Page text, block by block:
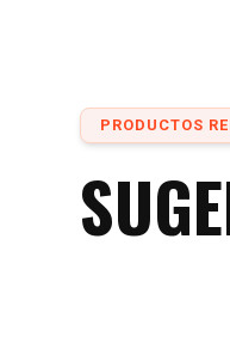
PRODUCTOS